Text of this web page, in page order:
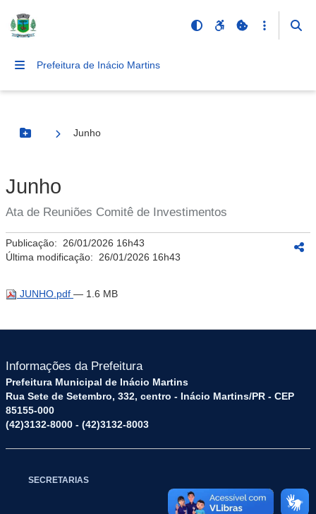
Prefeitura de Inácio Martins
Botão Menu
Junho
Junho
Ata de Reuniões Comitê de Investimentos
Publicação: 26/01/2026 16h43
Última modificação: 26/01/2026 16h43
JUNHO.pdf — 1.6 MB
Informações da Prefeitura
Prefeitura Municipal de Inácio Martins
Rua Sete de Setembro, 332, centro - Inácio Martins/PR - CEP
85155-000
(42)3132-8000 - (42)3132-8003
SECRETARIAS